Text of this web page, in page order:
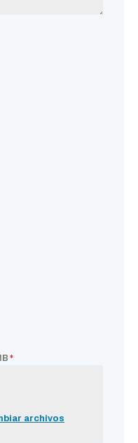
*
archivos